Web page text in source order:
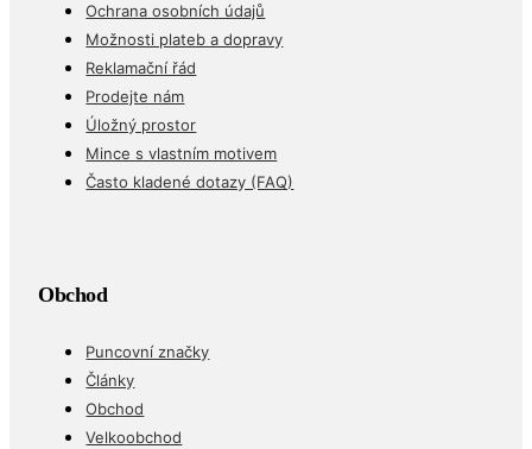
Ochrana osobních údajů
Možnosti plateb a dopravy
Reklamační řád
Prodejte nám
Úložný prostor
Mince s vlastním motivem
Často kladené dotazy (FAQ)
Obchod
Puncovní značky
Články
Obchod
Velkoobchod